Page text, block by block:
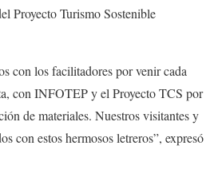
Proyecto Turismo Sostenible
con los facilitadores por venir cada
con INFOTEP y el Proyecto TCS por
de materiales. Nuestros visitantes y
con estos hermosos letreros”, expresó